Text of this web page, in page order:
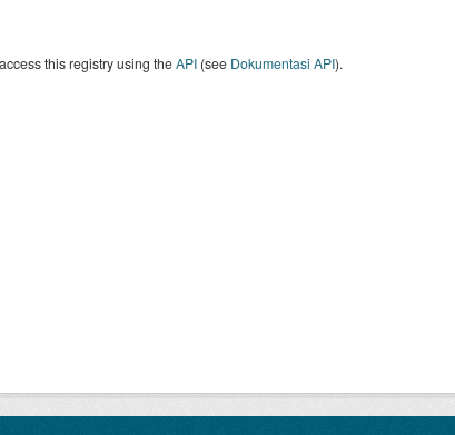
this registry using theAPI(see Dokumentasi API).